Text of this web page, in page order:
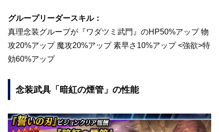
グループリーダースキル：
真理念装グループが『ワダツミ武門』のHP50%アップ 物
攻20%アップ 魔攻20%アップ 素早さ10%アップ <強欲>特
効60%アップ
念装武具「暗紅の煙管」の性能